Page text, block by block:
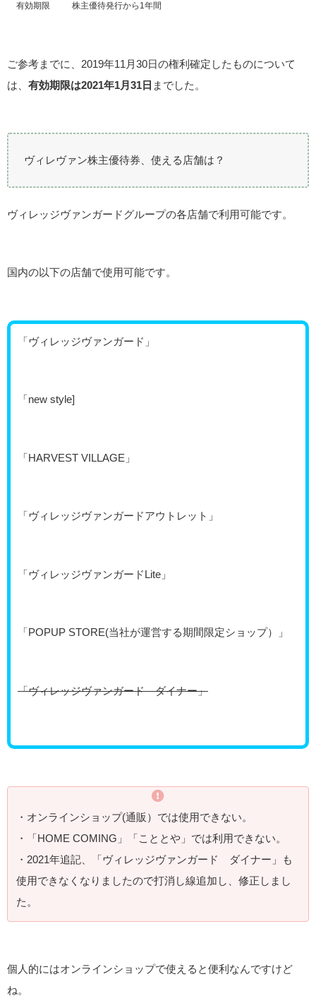
有効期限 株主優待発行から1年間
ご参考までに、2019年11月30日の権利確定したものについて
は、 有効期限は2021年1月31日 までした。
ヴィレヴァン株主優待券、使える店舗は？
ヴィレッジヴァンガードグループの各店舗で利用可能です。
国内の以下の店舗で使用可能です。
「ヴィレッジヴァンガード」
「new style]
「HARVEST VILLAGE」
「ヴィレッジヴァンガードアウトレット」
「ヴィレッジヴァンガードLite」
「POPUP STORE(当社が運営する期間限定ショップ）」
「ヴィレッジヴァンガード ダイナー」
・オンラインショップ(通販）では使用できない。
・「HOME COMING」「こととや」では利用できない。
・2021年追記、「ヴィレッジヴァンガード ダイナー」も
使用できなくなりましたので打消し線追加し、修正しまし
た。
個人的にはオンラインショップで使えると便利なんですけど
ね。